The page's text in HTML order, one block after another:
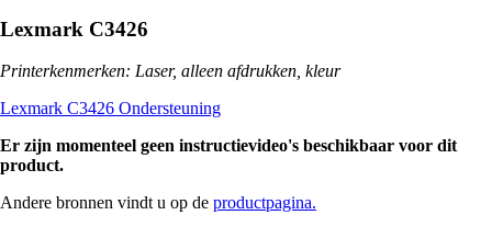
Lexmark C3426
Printerkenmerken: Laser, alleen afdrukken, kleur
Lexmark C3426 Ondersteuning
Er zijn momenteel geen instructievideo's beschikbaar voor dit
product.
Andere bronnen vindt u op de productpagina.